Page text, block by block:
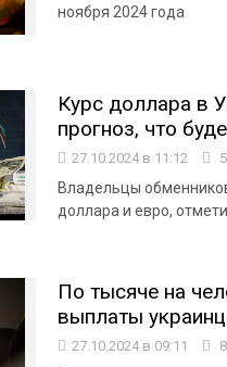
ноября 2024 года
Курс доллара в
прогноз, что
27.10.2024 в 11:12
Владельцы
доллара и евро,
По тысяче на
выплаты
27.10.2024 в 09:11